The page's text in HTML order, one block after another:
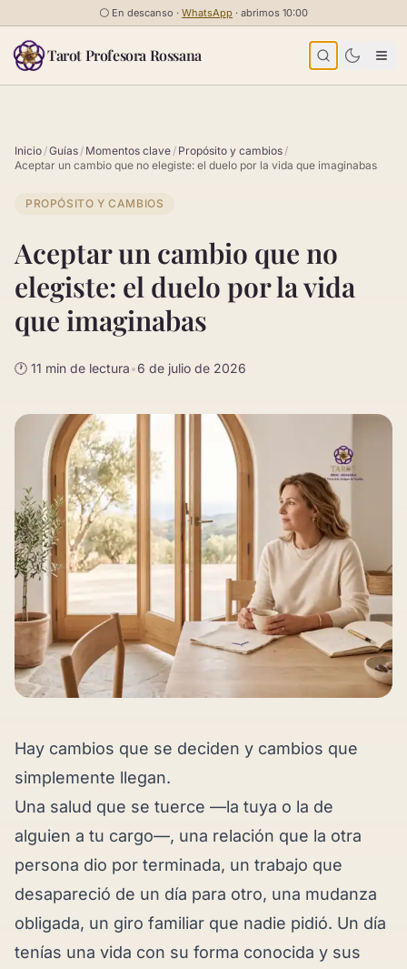
Saltar al contenido
⚪ En descanso · WhatsApp · abrimos 10:00
Tarot Profesora Rossana
Inicio /Guías / Momentos clave / Propósito y cambios /
Aceptar un cambio que no elegiste: el duelo por la vida que imaginabas
PROPÓSITO Y CAMBIOS
Aceptar un cambio que no
elegiste: el duelo por la vida
que imaginabas
🕐 11 min de lectura•6 de julio de 2026
Hay cambios que se deciden y cambios que
simplemente llegan.
Una salud que se tuerce —la tuya o la de
alguien a tu cargo—, una relación que la otra
persona dio por terminada, un trabajo que
desapareció de un día para otro, una mudanza
obligada, un giro familiar que nadie pidió. Un día
tenías una vida con su forma conocida y sus